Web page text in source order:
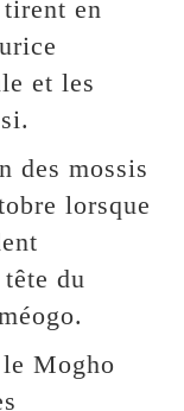
en
et les
des mossis
lorsque
du
Mogho